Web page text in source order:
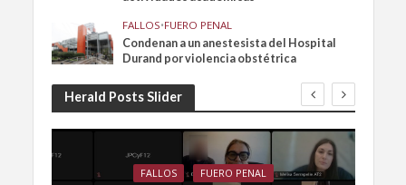
FALLOS•FUERO PENAL
Condenan a un anestesista del Hospital
Durand por violencia obstétrica
Herald Posts Slider
FALLOS FUERO PENAL